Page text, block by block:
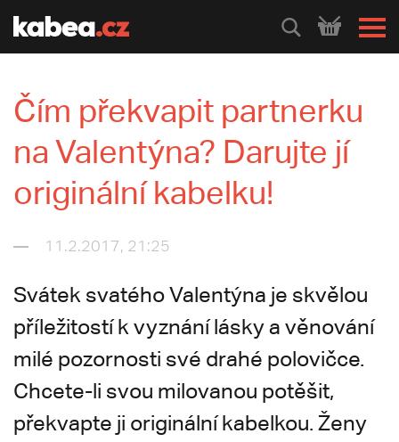
HLEDEJ
Čím překvapit partnerku
na Valentýna? Darujte jí
originální kabelku!
11.2.2017, 21:25
Svátek svatého Valentýna je skvělou
příležitostí k vyznání lásky a věnování
milé pozornosti své drahé polovičce.
Chcete-li svou milovanou potěšit,
překvapte ji originální kabelkou. Ženy